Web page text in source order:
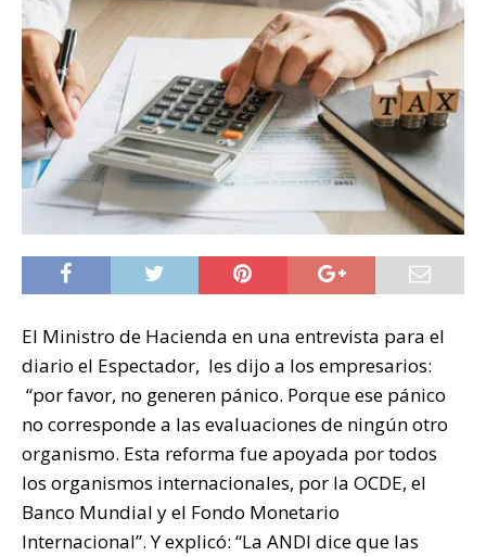
El Ministro de Hacienda en una entrevista para el
diario el Espectador, les dijo a los empresarios:
“por favor, no generen pánico. Porque ese pánico
no corresponde a las evaluaciones de ningún otro
organismo. Esta reforma fue apoyada por todos
los organismos internacionales, por la OCDE, el
Banco Mundial y el Fondo Monetario
Internacional”. Y explicó: “La ANDI dice que las